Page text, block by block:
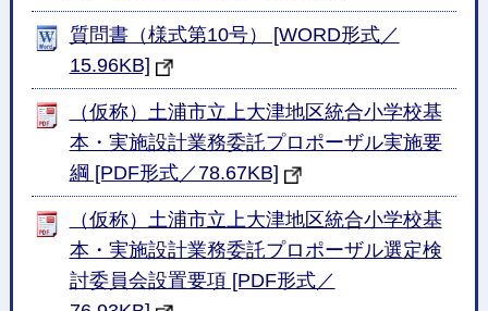
質問書（様式第10号） [WORD形式／
15.96KB]
（仮称）土浦市立上大津地区統合小学校基
本・実施設計業務委託プロポーザル実施要
綱 [PDF形式／78.67KB]
（仮称）土浦市立上大津地区統合小学校基
本・実施設計業務委託プロポーザル選定検
討委員会設置要項 [PDF形式／